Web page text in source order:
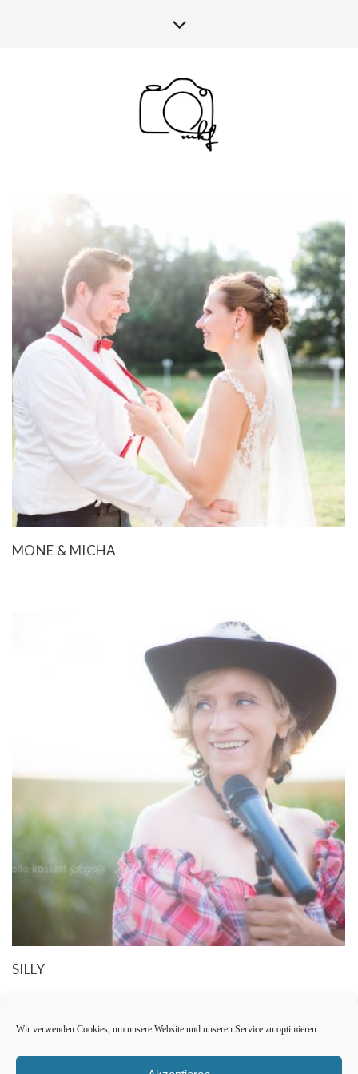
Wir verwenden Cookies, um unsere Website und unseren Service zu optimieren.
MONE & MICHA
SILLY